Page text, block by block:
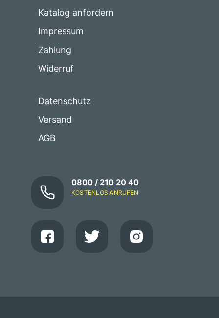
Katalog anfordern
Impressum
Zahlung
Widerruf
Datenschutz
Versand
AGB
0800 / 210 20 40
KOSTENLOS ANRUFEN